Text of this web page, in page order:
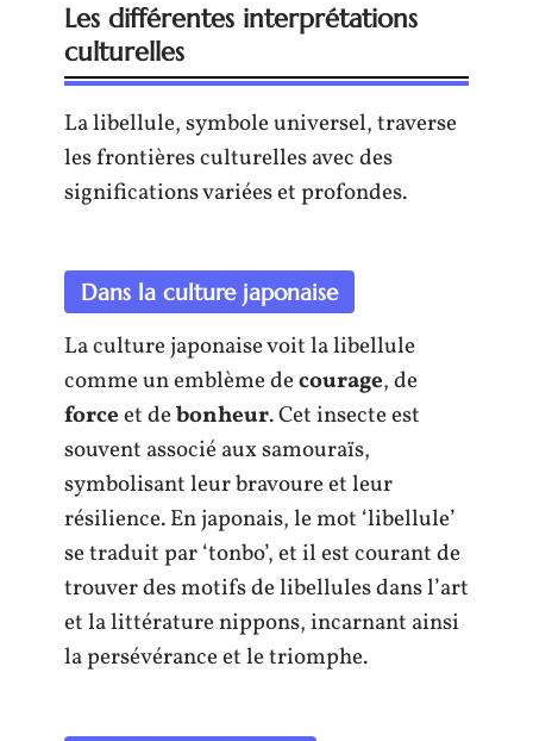
Les différentes interprétations
culturelles
La libellule, symbole universel, traverse
les frontières culturelles avec des
significations variées et profondes.
Dans la culture japonaise
La culture japonaise voit la libellule
comme un emblème decourage, de
forceet debonheur. Cet insecte est
souvent associé aux samouraïs,
symbolisant leur bravoure et leur
résilience. En japonais, le mot ‘libellule’
se traduit par ‘tonbo’, et il est courant de
trouver des motifs de libellules dans l’art
et la littérature nippons, incarnant ainsi
la persévérance et le triomphe.